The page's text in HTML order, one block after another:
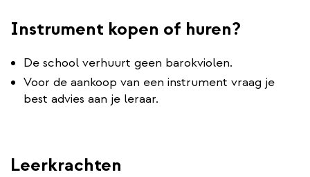
Instrument kopen of huren?
De school verhuurt geen barokviolen.
Voor de aankoop van een instrument vraag je
best advies aan je leraar.
Leerkrachten